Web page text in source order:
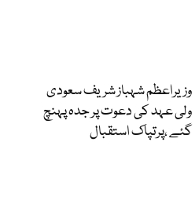
وزیراعظم شہباز شریف سعودی
ولی عہد کی دعوت پر جدہ پہنچ
گئے ،پرتپاک استقبال